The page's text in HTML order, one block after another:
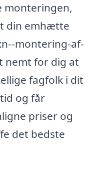
monteringen,
din emhætte
montering-af-
nemt for dig at
fagfolk i dit
og får
priser og
det bedste